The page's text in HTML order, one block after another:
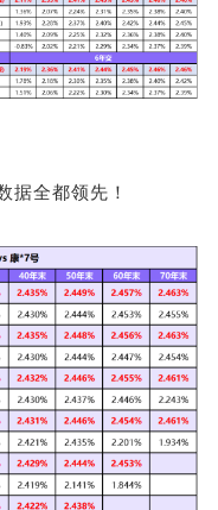
据全都领先！